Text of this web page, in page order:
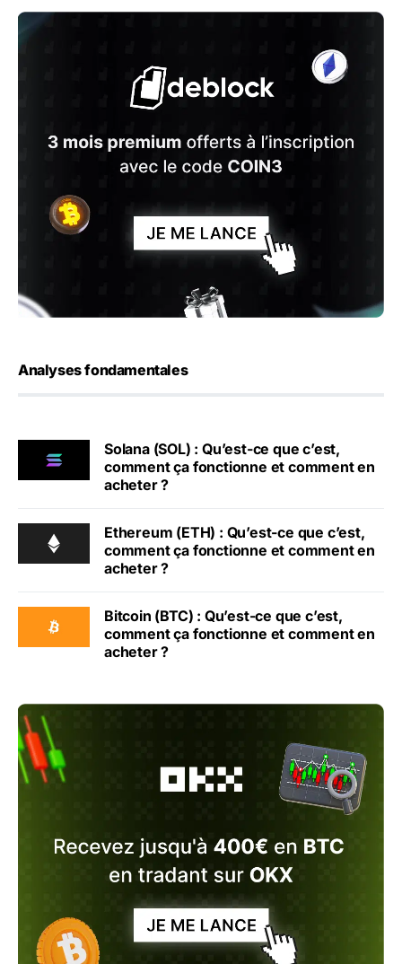
Analyses fondamentales
Solana (SOL) : Qu’est-ce que c’est,
comment ça fonctionne et comment en
acheter ?
Ethereum (ETH) : Qu’est-ce que c’est,
comment ça fonctionne et comment en
acheter ?
Bitcoin (BTC) : Qu’est-ce que c’est,
comment ça fonctionne et comment en
acheter ?